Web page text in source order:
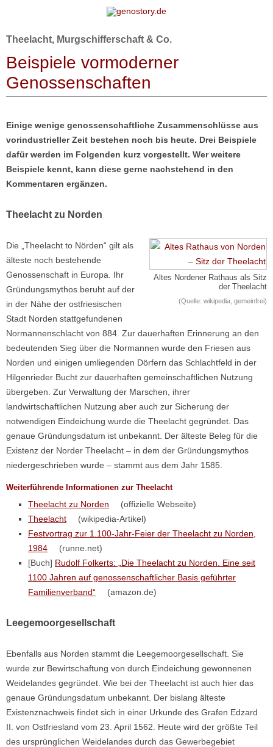
Theelacht, Murgschifferschaft & Co.
Beispiele vormoderner
Genossenschaften
Einige wenige genossenschaftliche Zusammenschlüsse aus
vorindustrieller Zeit bestehen noch bis heute. Drei Beispiele
dafür werden im Folgenden kurz vorgestellt. Wer weitere
Beispiele kennt, kann diese gerne nachstehend in den
Kommentaren ergänzen.
Theelacht zu Norden
Altes Nordener Rathaus als Sitz
der Theelacht
(Quelle: wikipedia, gemeinfrei)
Die „Theelacht to Nörden“ gilt als
älteste noch bestehende
Genossenschaft in Europa. Ihr
Gründungsmythos beruht auf der
in der Nähe der ostfriesischen
Stadt Norden stattgefundenen
Normannenschlacht von 884. Zur dauerhaften Erinnerung an den
bedeutenden Sieg über die Normannen wurde den Friesen aus
Norden und einigen umliegenden Dörfern das Schlachtfeld in der
Hilgenrieder Bucht zur dauerhaften gemeinschaftlichen Nutzung
übergeben. Zur Verwaltung der Marschen, ihrer
landwirtschaftlichen Nutzung aber auch zur Sicherung der
notwendigen Eindeichung wurde die Theelacht gegründet. Das
genaue Gründungsdatum ist unbekannt. Der älteste Beleg für die
Existenz der Norder Theelacht – in dem der Gründungsmythos
niedergeschrieben wurde – stammt aus dem Jahr 1585.
Weiterführende Informationen zur Theelacht
Theelacht zu Norden
(offizielle Webseite)
Theelacht
(wikipedia-Artikel)
Festvortrag zur 1.100-Jahr-Feier der Theelacht zu Norden,
1984
(runne.net)
[Buch] Rudolf Folkerts: „Die Theelacht zu Norden. Eine seit
1100 Jahren auf genossenschaftlicher Basis geführter
Familienverband“
(amazon.de)
Leegemoorgesellschaft
Ebenfalls aus Norden stammt die Leegemoorgesellschaft. Sie
wurde zur Bewirtschaftung von durch Eindeichung gewonnenen
Weidelandes gegründet. Wie bei der Theelacht ist auch hier das
genaue Gründungsdatum unbekannt. Der bislang älteste
Existenznachweis findet sich in einer Urkunde des Grafen Edzard
II. von Ostfriesland vom 23. April 1562. Heute wird der größte Teil
des ursprünglichen Weidelandes durch das Gewerbegebiet